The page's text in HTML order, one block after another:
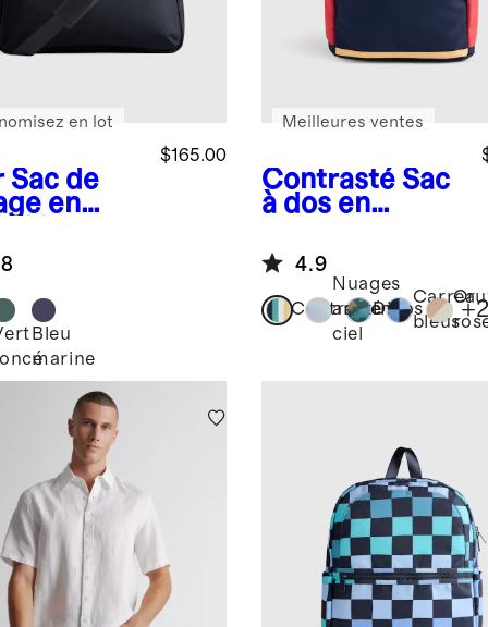
Sac de
en
$165.00
en lot
Bleu
marine
Contrasté Sac
à dos en
recyclé à
poches
Meilleures ventes
4.9
Contrasté
Nuages
arc-en-
ciel
Dinos
bleus
Or
+